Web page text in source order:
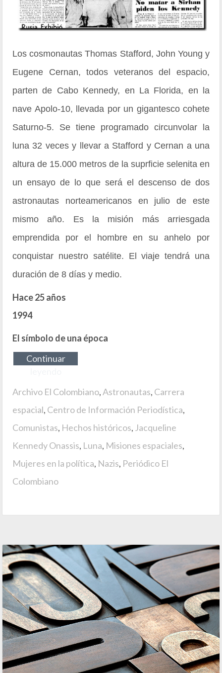
Los cosmonautas Thomas Stafford, John Young y
Eugene Cernan, todos veteranos del espacio,
parten de Cabo Kennedy, en La Florida, en la
nave Apolo-10, llevada por un gigantesco cohete
Saturno-5. Se tiene programado circunvolar la
luna 32 veces y llevar a Stafford y Cernan a una
altura de 15.000 metros de la suprficie selenita en
un ensayo de lo que será el descenso de dos
astronautas norteamericanos en julio de este
mismo año. Es la misión más arriesgada
emprendida por el hombre en su anhelo por
conquistar nuestro satélite. El viaje tendrá una
duración de 8 días y medio.
Hace 25 años
1994
El símbolo de una época
Continuar
Archivo El Colombiano,Astronautas, Carrera
espacial, Centro de Información Periodística,
Comunistas, Hechos históricos, Jacqueline
Kennedy Onassis, Luna, Misiones espaciales,
Mujeres en la política, Nazis, Periódico El
Colombiano